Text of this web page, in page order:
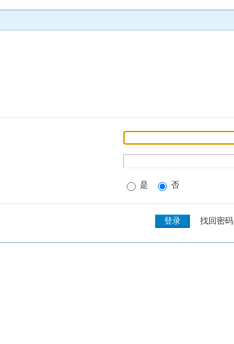
是 否
找回密码